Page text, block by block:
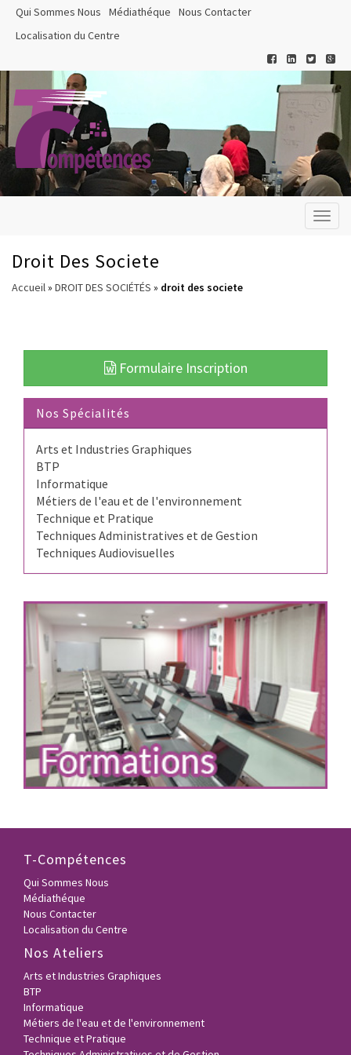
Qui Sommes Nous Médiathéque
Nous Contacter
Localisation du Centre
Droit Des Societe
Accueil» DROIT DES SOCIÉTÉS » droit des societe
Formulaire Inscription
Nos Spécialités
Arts et Industries Graphiques
BTP
Informatique
Métiers de l'eau et de l'environnement
Technique et Pratique
Techniques Administratives et de Gestion
Techniques Audiovisuelles
T-Compétences
Qui Sommes Nous
Médiathéque
Nous Contacter
Localisation du Centre
Nos Ateliers
Arts et Industries Graphiques
BTP
Informatique
Métiers de l'eau et de l'environnement
Technique et Pratique